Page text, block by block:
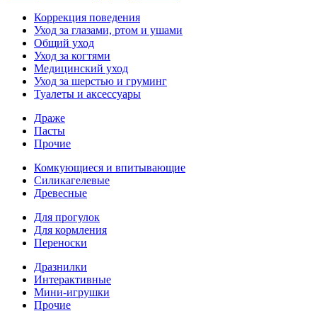
Коррекция поведения
Уход за глазами, ртом и ушами
Общий уход
Уход за когтями
Медицинский уход
Уход за шерстью и груминг
Туалеты и аксессуары
Драже
Пасты
Прочие
Комкующиеся и впитывающие
Силикагелевые
Древесные
Для прогулок
Для кормления
Переноски
Дpазнилки
Интерактивные
Мини-игрушки
Прочие